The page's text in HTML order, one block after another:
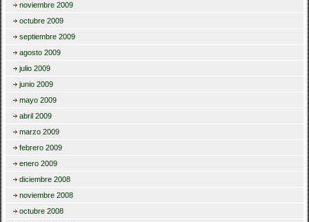
noviembre 2009
octubre 2009
septiembre 2009
agosto 2009
julio 2009
junio 2009
mayo 2009
abril 2009
marzo 2009
febrero 2009
enero 2009
diciembre 2008
noviembre 2008
octubre 2008